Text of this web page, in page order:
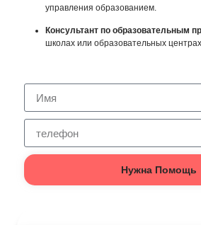
управления образованием.
Консультант по образовательным
школах или образовательных
Нужна Помощь